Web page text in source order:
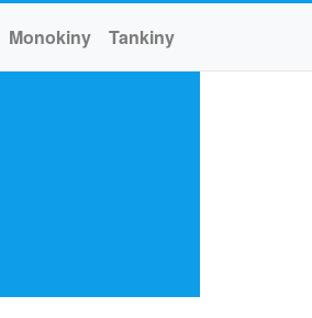
Monokiny Tankiny